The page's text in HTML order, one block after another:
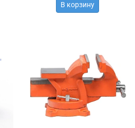
В корзину